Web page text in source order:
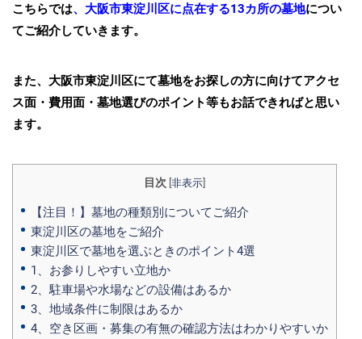
こちらでは、大阪市東淀川区に点在する13カ所の墓地につい
てご紹介していきます。
また、大阪市東淀川区にて墓地をお探しの方に向けてアクセ
ス面・費用面・墓地選びのポイント等もお話できればと思い
ます。
目次 [非表示]
【注目！】墓地の種類別についてご紹介
東淀川区の墓地をご紹介
東淀川区で墓地を選ぶときのポイント4選
1、お参りしやすい立地か
2、駐車場や水場などの設備はあるか
3、地域条件に制限はあるか
4、空き区画・募集の有無の確認方法はわかりやすいか